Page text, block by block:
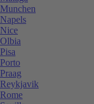
Munchen
Napels
Nice
Olbia
Pisa
Porto
Praag
Reykjavik
Rome